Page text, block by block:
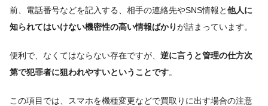
前、電話番号などを記入する、相手の連絡先やSNS情報と他人に
知られてはいけない機密性の高い情報ばかりが詰まっています。
便利で、なくてはならない存在ですが、 逆に言うと管理の仕方次
第で犯罪者に狙われやすいということです。
この項目では、スマホを機種変更などで買取りに出す場合の注意